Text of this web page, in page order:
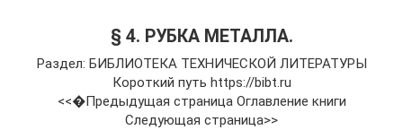
§ 4. РУБКА МЕТАЛЛА.
Раздел: БИБЛИОТЕКА ТЕХНИЧЕСКОЙ ЛИТЕРАТУРЫ
Короткий путь https://bibt.ru
<<�Предыдущая страница Оглавление книги
Следующая страница>>